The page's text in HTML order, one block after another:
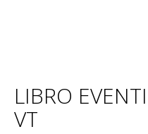
LIBRO
VT